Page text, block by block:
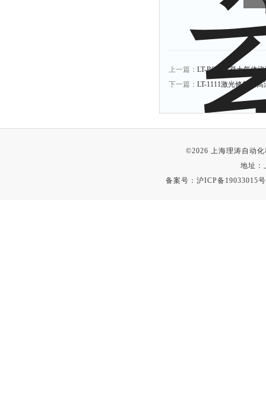
上一篇： LT-B033混凝土气体
下一篇： LT-1111激光修复层
©2026 上海理涛自动
地址：
备案号： 沪ICP备19033015